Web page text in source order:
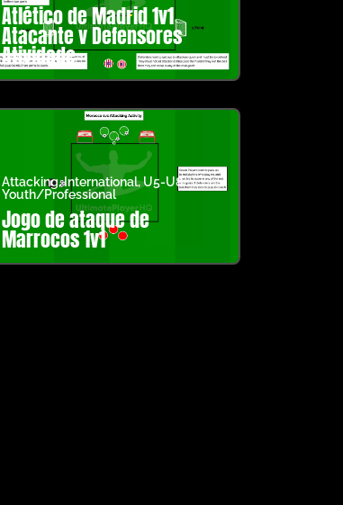
Atlético de Madrid 1v1
Atacante v Defensores
Atividade
Attacking,International,U5-U8,
Youth/Professional
Jogo de ataque de
Marrocos 1v1